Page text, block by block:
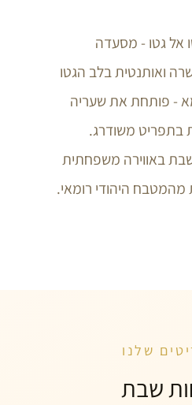
אל גטו - מסעדה
ואותנטית בלב הגטו
- פותחת את שעריה
בתפריט משודרג.
באווירה משפחתית
מהמטבח היהודי רומאי.
שלנו
שבת